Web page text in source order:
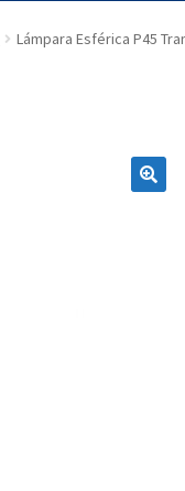
Lámpara Esférica P45